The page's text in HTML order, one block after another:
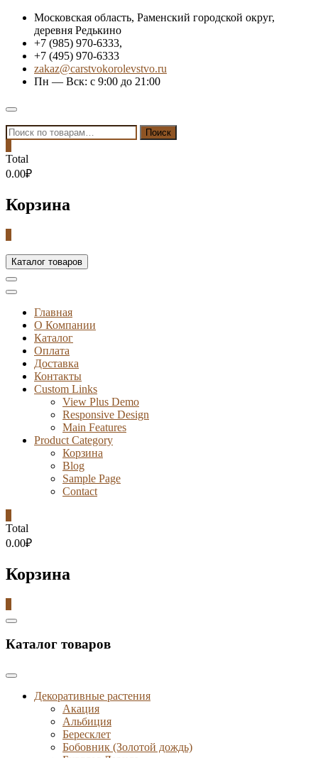
Skip
content
Московская область, Раменский городской округ,
деревня Редькино
+7 (985) 970-6333,
+7 (495) 970-6333
zakaz@carstvokorolevstvo.ru
Пн — Вск: с 9:00 до 21:00
Topbar
Menu
Искать: Поиск
Total
0.00₽
Корзина
Каталог товаров
Главная
О Компании
Каталог
Оплата
Доставка
Контакты
Custom Links
View Plus Demo
Responsive Design
Main Features
Product Category
Корзина
Blog
Sample Page
Contact
Total
0.00₽
Корзина
Catalog
Каталог товаров
Декоративные растения
Акация
Альбиция
Бересклет
Бобовник (Золотой дождь)